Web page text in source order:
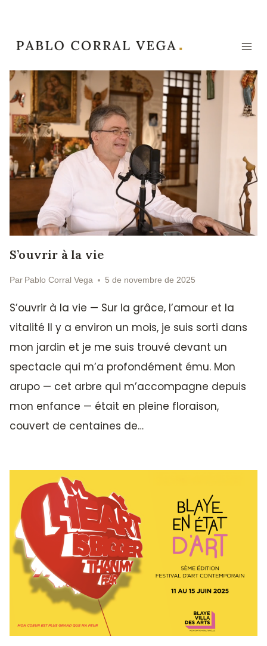
contenu
S’ouvrir à la vie
Par Pablo Corral Vega 5 de novembre de 2025
S’ouvrir à la vie — Sur la grâce, l’amour et la
vitalité Il y a environ un mois, je suis sorti dans
mon jardin et je me suis trouvé devant un
spectacle qui m’a profondément ému. Mon
arupo — cet arbre qui m’accompagne depuis
mon enfance — était en pleine floraison,
couvert de centaines de…